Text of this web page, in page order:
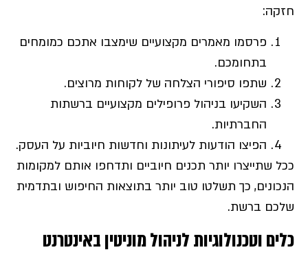
חזקה:
פרסמו מאמרים מקצועיים שימצבו אתכם כמומחים
בתחומכם.
שתפו סיפורי הצלחה של לקוחות מרוצים.
השקיעו בניהול פרופילים מקצועיים ברשתות
החברתיות.
הפיצו הודעות לעיתונות וחדשות חיוביות על העסק.
ככל שתייצרו יותר תכנים חיוביים ותדחפו אותם למקומות
הנכונים, כך תשלטו טוב יותר בתוצאות החיפוש ובתדמית
שלכם ברשת.
כלים וטכנולוגיות לניהול מוניטין באינטרנט